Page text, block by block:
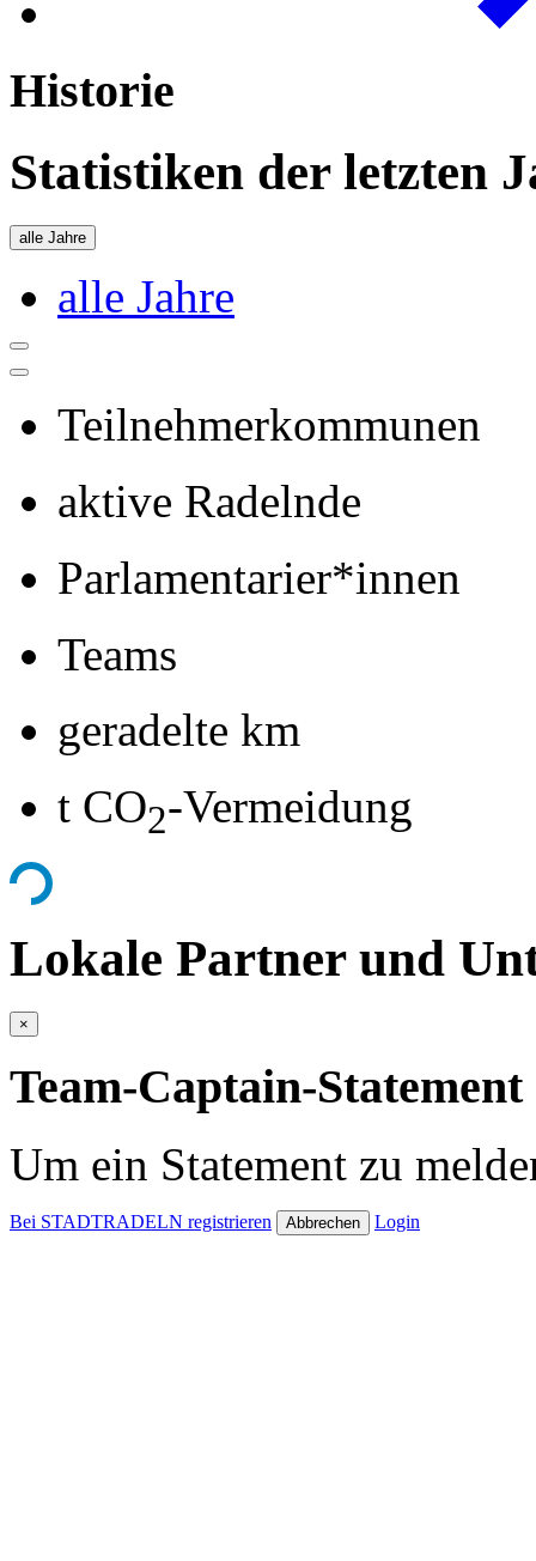
Historie
Statistiken der letzten
alle Jahre
alle Jahre
Teilnehmerkommunen
aktive Radelnde
Parlamentarier*innen
Teams
geradelte km
t CO2-Vermeidung
Lokale Partner und
×
Team-Captain-
Um ein Statement zu
Bei STADTRADELN registrieren Abbrechen Login